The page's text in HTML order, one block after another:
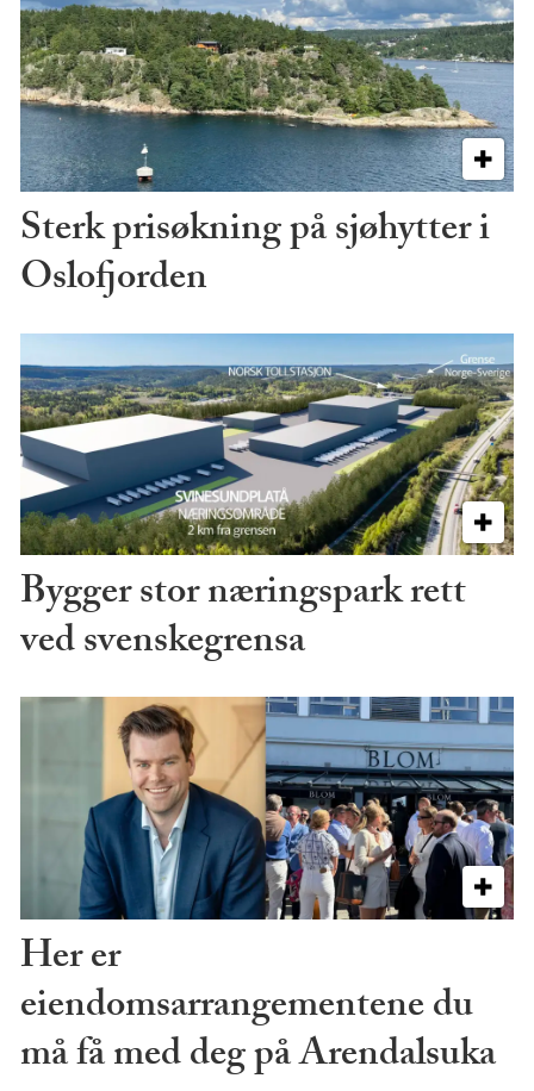
Sterk prisøkning på sjøhytter i
Oslofjorden
Bygger stor næringspark rett
ved svenskegrensa
Her er
eiendomsarrangementene du
må få med deg på Arendalsuka